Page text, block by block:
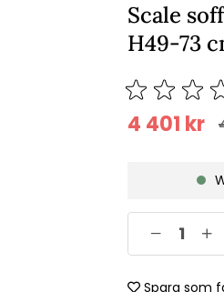
Scale
H49-73
4 401 kr
Spara som